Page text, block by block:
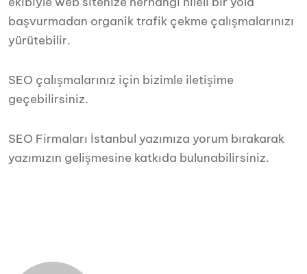
başvurmadan organik trafik çekme çalışmalarınızı
yürütebilir.
SEO çalışmalarınız için bizimle iletişime
geçebilirsiniz.
SEO Firmaları İstanbul yazımıza yorum bırakarak
yazımızın gelişmesine katkıda bulunabilirsiniz.